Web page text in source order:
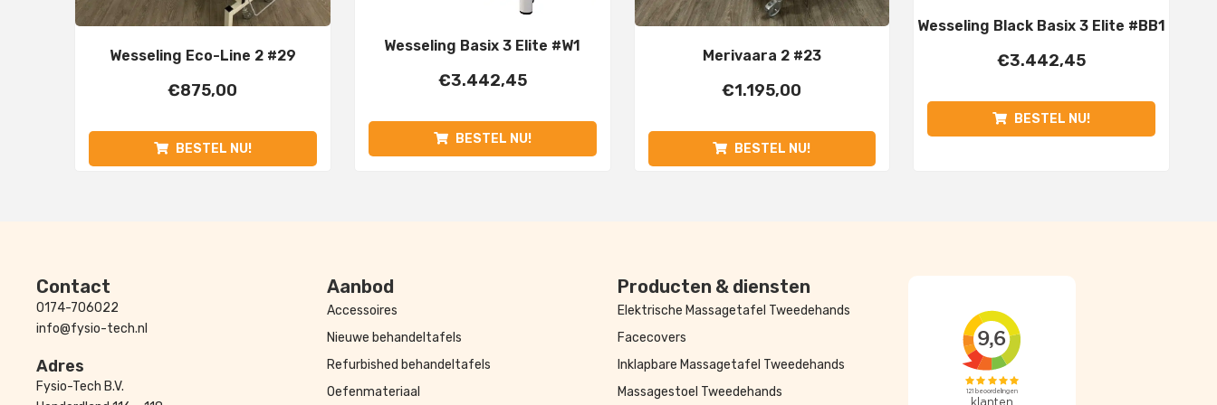
Wesseling Eco-Line 2 #29
€875,00
BESTEL NU!
Wesseling Basix 3 Elite #W1
€3.442,45
BESTEL NU!
Merivaara 2 #23
€1.195,00
BESTEL NU!
Wesseling Black Basix 3 Elite #BB1
€3.442,45
BESTEL NU!
Contact
0174-706022
info@fysio-tech.nl
Adres
Fysio-Tech B.V.
Aanbod
Accessoires
Nieuwe behandeltafels
Refurbished behandeltafels
Oefenmateriaal
Producten & diensten
Elektrische Massagetafel Tweedehands
Facecovers
Inklapbare Massagetafel Tweedehands
Massagestoel Tweedehands